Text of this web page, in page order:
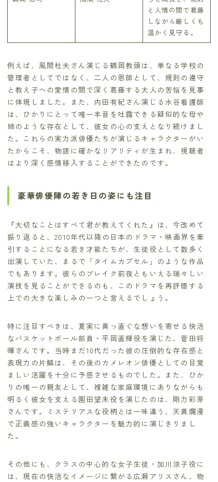
と人情の間で葛藤
しながら厳しくも
温かく見守る。
例えば、風間杜夫さん演じる鶴岡教頭は、単なる学校の
管理者としてではなく、二人の恩師として、規則の遵守
と教え子への愛情の間で深く葛藤する大人の苦悩を見事
に体現しました。また、内田有紀さん演じる水谷看護師
は、ひかりにとって唯一本音を吐露できる疑似的な母や
姉のような存在として、彼女の心の支えとなり続けまし
た。これらの実力派俳優たちが演じるキャラクターがい
たからこそ、物語に確かなリアリティが生まれ、視聴者
はより深く感情移入することができたのです。
豪華俳優陣の若き日の姿にも注目
『大切なことはすべて君が教えてくれた』は、今改めて
振り返ると、2010年代以降の日本のドラマ・映画界を牽
引することになる若き才能たちが、生徒役として数多く
出演していた、まるで「タイムカプセル」のような作品
でもあります。彼らのブレイク前夜ともいえる瑞々しい
演技を見ることができるのも、このドラマを再評価する
上での大きな楽しみの一つと言えるでしょう。
特に注目すべきは、夏実に真っ直ぐな想いを寄せる快活
なバスケットボール部員・平岡直輝役を演じた、菅田将
暉さんです。当時まだ10代だった彼の圧倒的な存在感と
表現力の片鱗は、その後のカメレオン俳優としての目覚
ましい活躍を十分に予感させるものでした。また、ひか
りの唯一の親友として、複雑な家庭環境にありながらも
明るく彼女を支える園田望未役を演じたのは、剛力彩芽
さんです。ミステリアスな役柄とは一味違う、天真爛漫
で正義感の強いキャラクターを魅力的に演じきりまし
た。
その他にも、クラスの中心的な女子生徒・加川涼子役に
は、現在の快活なイメージに繋がる広瀬アリスさん、物